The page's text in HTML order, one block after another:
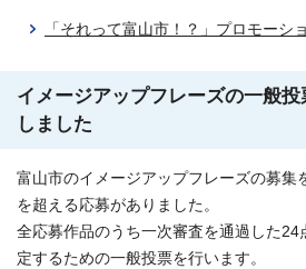
「それって富山市！？」プロモーシ
イメージアップフレーズの一般
しました
富山市のイメージアップフレーズの募集
を超える応募がありました。
全応募作品のうち一次審査を通過した24
定するための一般投票を行います。